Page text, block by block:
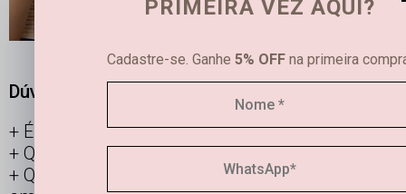
Dúvidas frequentes
É possível limpar joias femininas em casa?
Qual é a diferença entre semijoias e bijuterias?
Qual a durabilidade de uma semi joia banhada
PRIMEIRA VEZ AQUI?
Cadastre-se. Ganhe 5% OFF na primeira